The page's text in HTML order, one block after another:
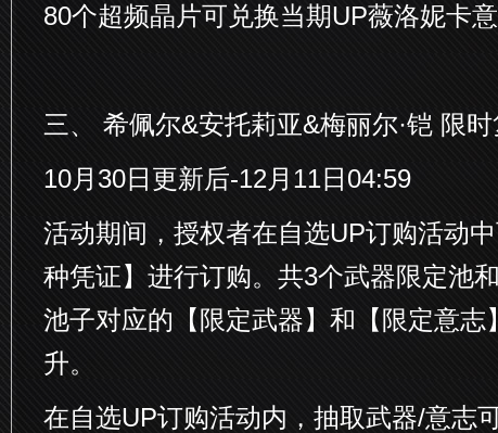
80个超频晶片可兑换当期UP薇洛妮卡意
三、 希佩尔&安托莉亚&梅丽尔·铠 限时
10月30日更新后-12月11日04:59
活动期间，授权者在自选UP订购活动
种凭证】进行订购。共3个武器限定池
池子对应的【限定武器】和【限定意志
升。
在自选UP订购活动内，抽取武器/意志